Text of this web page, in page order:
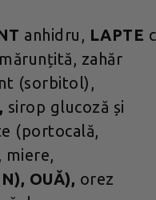
anhidru, LAPTE
zahăr
(sorbitol),
sirop glucoză și
(portocală,
miere,
OUĂ), orez